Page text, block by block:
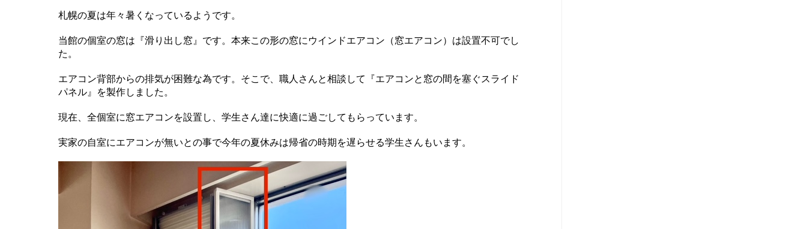
札幌の夏は年々暑くなっているようです。
当館の個室の窓は『滑り出し窓』です。本来この形の窓にウインドエアコン（窓エアコン）は設置不可でし
た。
エアコン背部からの排気が困難な為です。そこで、職人さんと相談して『エアコンと窓の間を塞ぐスライド
パネル』を製作しました。
現在、全個室に窓エアコンを設置し、学生さん達に快適に過ごしてもらっています。
実家の自室にエアコンが無いとの事で今年の夏休みは帰省の時期を遅らせる学生さんもいます。